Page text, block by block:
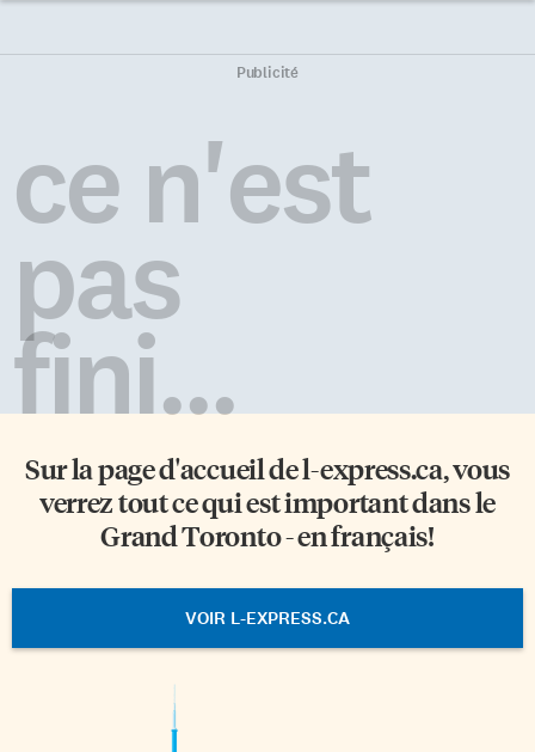
Publicité
ce n'est
pas
fini...
Sur la page d'accueil del-express.ca, vous
verrez tout ce qui est important dans le
Grand Toronto - en français!
VOIR L-EXPRESS.CA